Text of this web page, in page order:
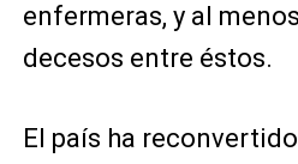
enfermeras, y al
decesos entre éstos.
El país ha